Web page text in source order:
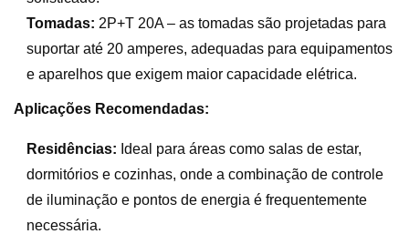
Tomadas: 2P+T 20A – as tomadas são projetadas para
suportar até 20 amperes, adequadas para equipamentos
e aparelhos que exigem maior capacidade elétrica.
Aplicações Recomendadas:
Residências: Ideal para áreas como salas de estar,
dormitórios e cozinhas, onde a combinação de controle
de iluminação e pontos de energia é frequentemente
necessária.